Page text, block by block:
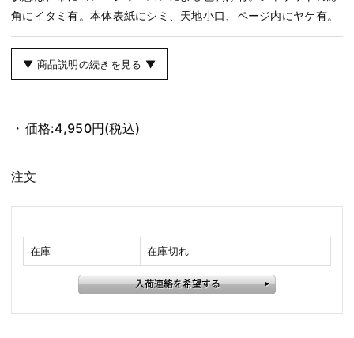
角にイタミ有。本体表紙にシミ、天地小口、ページ内にヤケ有。
▼ 商品説明の続きを見る ▼
価格:4,950円(税込)
注文
在庫 在庫切れ